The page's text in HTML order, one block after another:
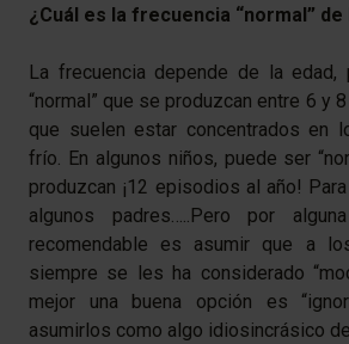
¿Cuál es la frecuencia “normal”
La frecuencia depende de la edad,
“normal” que se produzcan entre 6 y
que suelen estar concentrados en
frío. En algunos niños, puede ser
produzcan ¡12 episodios al año!
algunos padres…..Pero por
recomendable es asumir que a
siempre se les ha considerado
mejor una buena opción es
asumirlos como algo idiosincrásico